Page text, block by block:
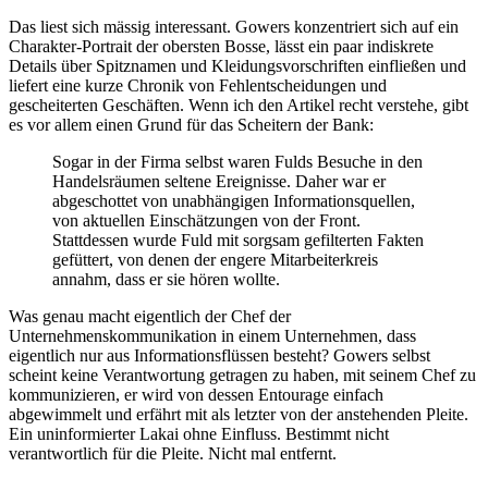
Das liest sich mässig interessant. Gowers konzentriert sich auf ein
Charakter-Portrait der obersten Bosse, lässt ein paar indiskrete
Details über Spitznamen und Kleidungsvorschriften einfließen und
liefert eine kurze Chronik von Fehlentscheidungen und
gescheiterten Geschäften. Wenn ich den Artikel recht verstehe, gibt
es vor allem einen Grund für das Scheitern der Bank:
Sogar in der Firma selbst waren Fulds Besuche in den
Handelsräumen seltene Ereignisse. Daher war er
abgeschottet von unabhängigen Informationsquellen,
von aktuellen Einschätzungen von der Front.
Stattdessen wurde Fuld mit sorgsam gefilterten Fakten
gefüttert, von denen der engere Mitarbeiterkreis
annahm, dass er sie hören wollte.
Was genau macht eigentlich der Chef der
Unternehmenskommunikation in einem Unternehmen, dass
eigentlich nur aus Informationsflüssen besteht? Gowers selbst
scheint keine Verantwortung getragen zu haben, mit seinem Chef zu
kommunizieren, er wird von dessen Entourage einfach
abgewimmelt und erfährt mit als letzter von der anstehenden Pleite.
Ein uninformierter Lakai ohne Einfluss. Bestimmt nicht
verantwortlich für die Pleite. Nicht mal entfernt.